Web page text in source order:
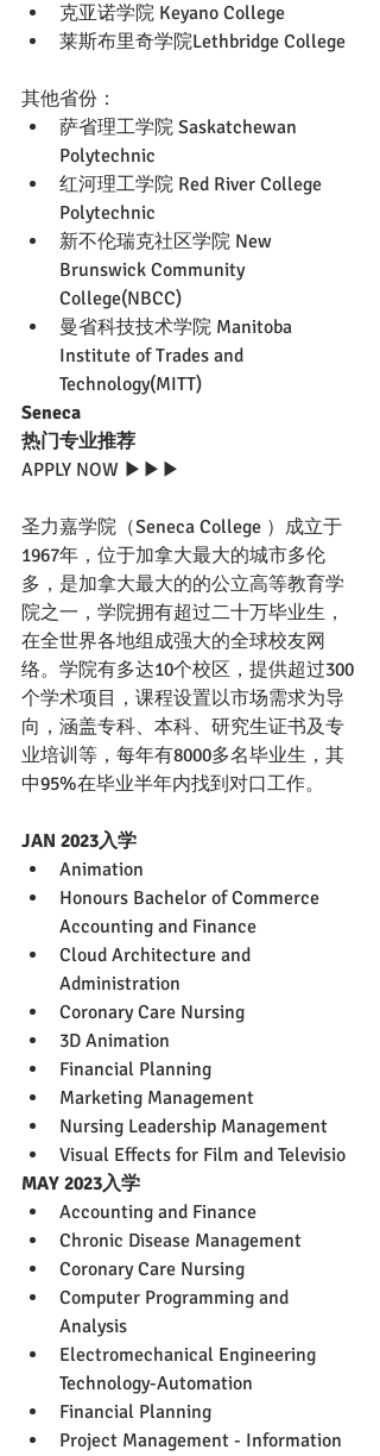
克亚诺学院 Keyano College
莱斯布里奇学院Lethbridge College
其他省份：
萨省理工学院 Saskatchewan
Polytechnic
红河理工学院 Red River College
Polytechnic
新不伦瑞克社区学院 New
Brunswick Community
College(NBCC)
曼省科技技术学院 Manitoba
Institute of Trades and
Technology(MITT)
Seneca
热门专业推荐
APPLY NOW ▶▶▶
圣力嘉学院（Seneca College ）成立于
1967年，位于加拿大最大的城市多伦
多，是加拿大最大的的公立高等教育学
院之一，学院拥有超过二十万毕业生，
在全世界各地组成强大的全球校友网
络。学院有多达10个校区，提供超过300
个学术项目，课程设置以市场需求为导
向，涵盖专科、本科、研究生证书及专
业培训等，每年有8000多名毕业生，其
中95%在毕业半年内找到对口工作。
JAN 2023入学
Animation
Honours Bachelor of Commerce
Accounting and Finance
Cloud Architecture and
Administration
Coronary Care Nursing
3D Animation
Financial Planning
Marketing Management
Nursing Leadership Management
Visual Effects for Film and Televisio
MAY 2023入学
Accounting and Finance
Chronic Disease Management
Coronary Care Nursing
Computer Programming and
Analysis
Electromechanical Engineering
Technology-Automation
Financial Planning
Project Management - Information